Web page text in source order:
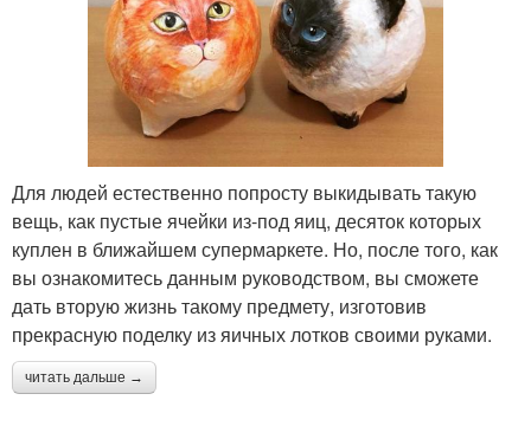
Для людей естественно попросту выкидывать такую
вещь, как пустые ячейки из-под яиц, десяток которых
куплен в ближайшем супермаркете. Но, после того, как
вы ознакомитесь данным руководством, вы сможете
дать вторую жизнь такому предмету, изготовив
прекрасную поделку из яичных лотков своими руками.
читать дальше →